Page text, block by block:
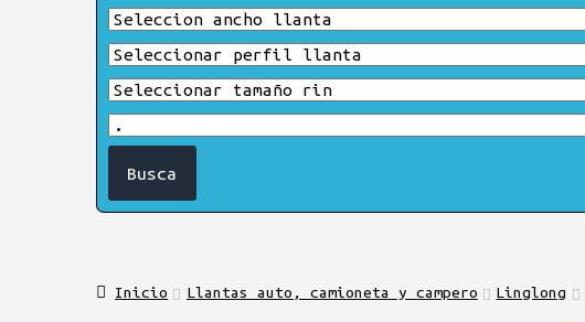
Inicio Llantas auto, camioneta y campero Linglong